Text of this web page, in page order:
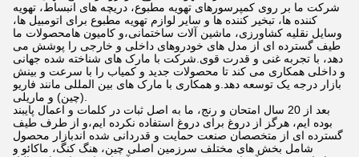
شرکت ما بر روی کمپرسورهای تهویه مطبوع، دریچه های انبساط، تهویه
کننده ها، تبخیر کننده ها و سایر لوازم تهویه مطبوع برای اتومبیل ها،
وسایل نقلیه کشاورزی، ماشین آلات ساختمانی،و کامیون هامحصولات ما
طیف گسترده ای از مدل های خودروهای داخلی و خارجی را پوشش می
دهد، با تجربه غنی و قدرت قوی.شرکت با مارک های شناخته شده جهانی
و داخلی همکاری می کند تا محصولات جدید و کمیاب را با سرعت و بینش
بازار درجه یک توسعه دهد.و همکاری با مارک های بین المللی مانند فاریو
بعد از 20 سال امتحان و رنج، ما به اصل ثبات در کلمات و اعمال پایبند
بوده ایم، هرگز از دروغ برای دروغ استفاده نکرده ایم،و از طرف طیف
گسترده ای از متخصصان صنعت حمایت و قدردانی شده اندبازار محصول
شامل بخش های مختلف سرزمین اصلی چین، هنگ کنگ، ماکائو و